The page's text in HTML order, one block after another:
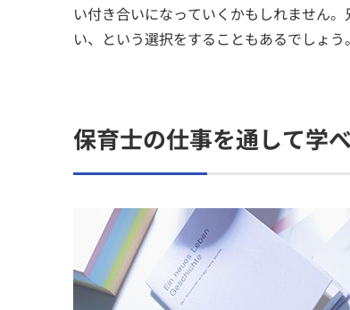
い付き合いになっていくかもしれません
い、という選択をすることもあるでしょ
保育士の仕事を通して学